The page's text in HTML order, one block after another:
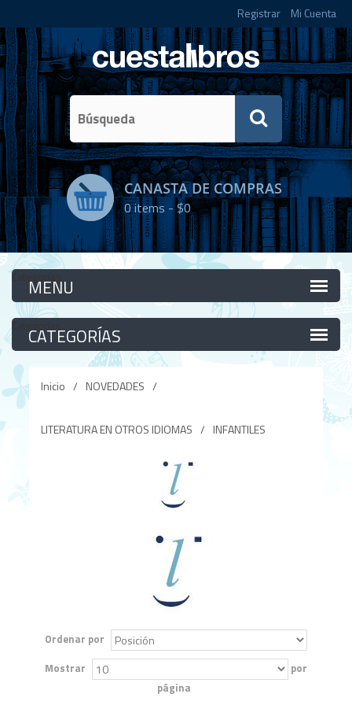
Registrar Mi Cuenta
CANASTA DE COMPRAS
0items -$0
Categorías
Categorías
Inicio / NOVEDADES /
LITERATURA EN OTROS IDIOMAS / INFANTILES
Ordenar por
Mostrar
por
página